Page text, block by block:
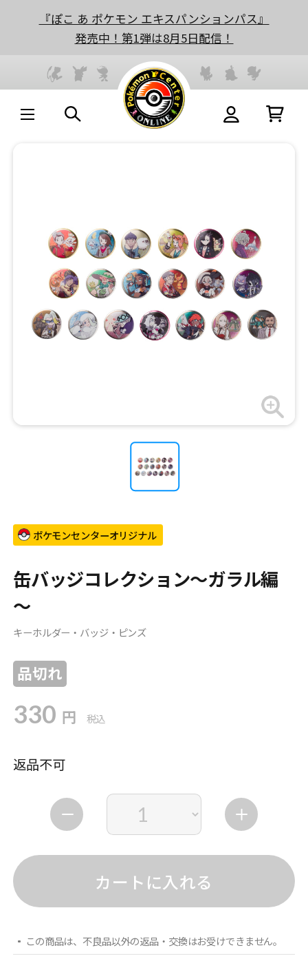
『ぽこ あ ポケモン エキスパンションパス』
発売中！第1弾は8月5日配信！
ポケモンセンターオリジナル
缶バッジコレクション～ガラル編
～
キーホルダー・バッジ・ピンズ
品切れ
330 円 税込
返品不可
カートに入れる
この商品は、不良品以外の返品・交換はお受けできません。